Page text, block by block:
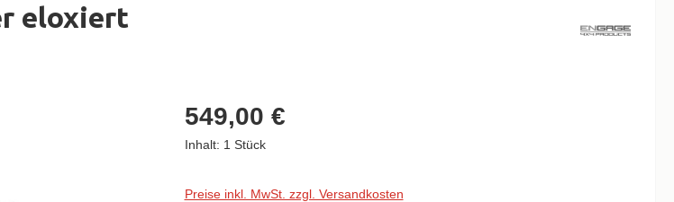
eloxiert
549,00 €
Inhalt: 1 Stück
Preise inkl. MwSt. zzgl. Versandkosten